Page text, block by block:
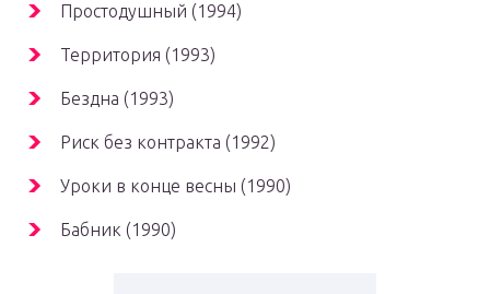
Простодушный (1994)
Территория (1993)
Бездна (1993)
Риск без контракта (1992)
Уроки в конце весны (1990)
Бабник (1990)